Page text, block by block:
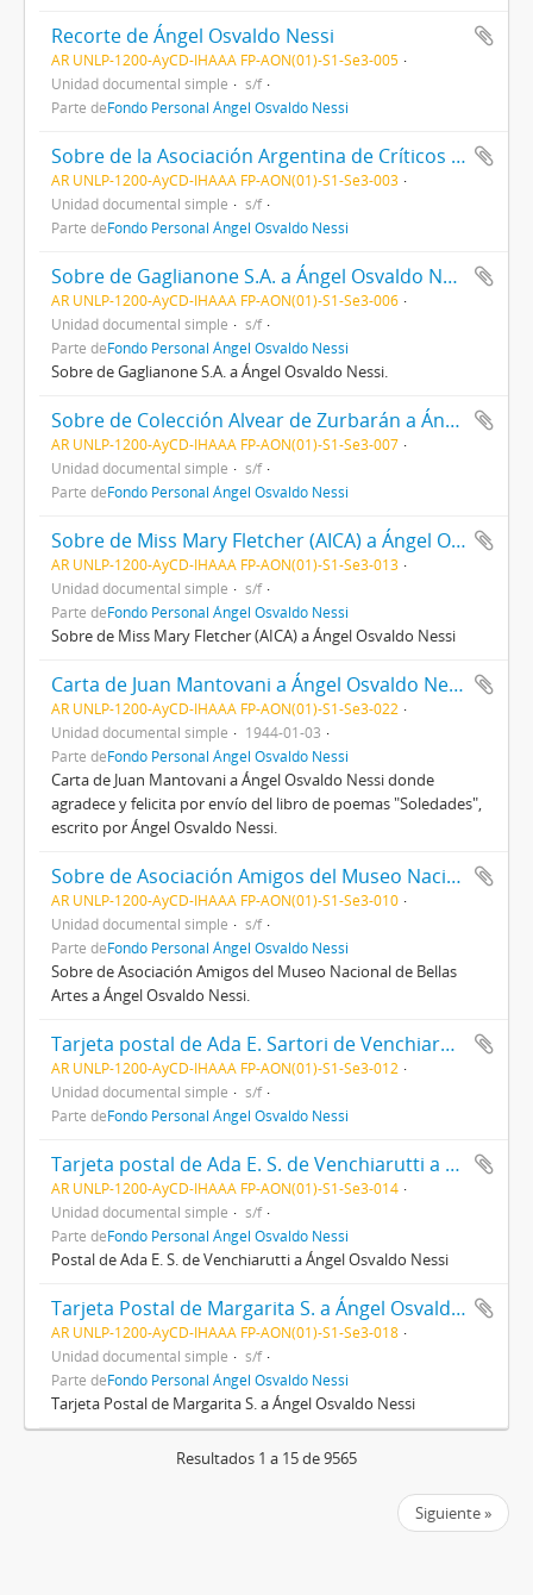
Recorte de Ángel Osvaldo Nessi
AR UNLP-1200-AyCD-IHAAA FP-AON(01)-S1-Se3-005
Unidad documental simple
s/f
Parte deFondo Personal Ángel Osvaldo Nessi
Sobre de la Asociación Argentina de Críticos de Arte a Ángel Osvaldo Nessi
AR UNLP-1200-AyCD-IHAAA FP-AON(01)-S1-Se3-003
Unidad documental simple
s/f
Parte deFondo Personal Ángel Osvaldo Nessi
Sobre de Gaglianone S.A. a Ángel Osvaldo Nessi
AR UNLP-1200-AyCD-IHAAA FP-AON(01)-S1-Se3-006
Unidad documental simple
s/f
Parte deFondo Personal Ángel Osvaldo Nessi
Sobre de Gaglianone S.A. a Ángel Osvaldo Nessi.
Sobre de Colección Alvear de Zurbarán a Ángel Osvaldo Nessi
AR UNLP-1200-AyCD-IHAAA FP-AON(01)-S1-Se3-007
Unidad documental simple
s/f
Parte deFondo Personal Ángel Osvaldo Nessi
Sobre de Miss Mary Fletcher (AICA) a Ángel Osvaldo Nessi
AR UNLP-1200-AyCD-IHAAA FP-AON(01)-S1-Se3-013
Unidad documental simple
s/f
Parte deFondo Personal Ángel Osvaldo Nessi
Sobre de Miss Mary Fletcher (AICA) a Ángel Osvaldo Nessi
Carta de Juan Mantovani a Ángel Osvaldo Nessi
AR UNLP-1200-AyCD-IHAAA FP-AON(01)-S1-Se3-022
Unidad documental simple
1944-01-03
Parte deFondo Personal Ángel Osvaldo Nessi
Carta de Juan Mantovani a Ángel Osvaldo Nessi donde
agradece y felicita por envío del libro de poemas "Soledades",
escrito por Ángel Osvaldo Nessi.
Sobre de Asociación Amigos del Museo Nacional de Bellas Artes a Ángel Osvaldo Nessi
AR UNLP-1200-AyCD-IHAAA FP-AON(01)-S1-Se3-010
Unidad documental simple
s/f
Parte deFondo Personal Ángel Osvaldo Nessi
Sobre de Asociación Amigos del Museo Nacional de Bellas
Artes a Ángel Osvaldo Nessi.
Tarjeta postal de Ada E. Sartori de Venchiarutti desde la Dirección Municipal de Cultural Oberá a Ángel Osvaldo Nessi
AR UNLP-1200-AyCD-IHAAA FP-AON(01)-S1-Se3-012
Unidad documental simple
s/f
Parte deFondo Personal Ángel Osvaldo Nessi
Tarjeta postal de Ada E. S. de Venchiarutti a Ángel Osvaldo Nessi
AR UNLP-1200-AyCD-IHAAA FP-AON(01)-S1-Se3-014
Unidad documental simple
s/f
Parte deFondo Personal Ángel Osvaldo Nessi
Postal de Ada E. S. de Venchiarutti a Ángel Osvaldo Nessi
Tarjeta Postal de Margarita S. a Ángel Osvaldo Nessi
AR UNLP-1200-AyCD-IHAAA FP-AON(01)-S1-Se3-018
Unidad documental simple
s/f
Parte deFondo Personal Ángel Osvaldo Nessi
Tarjeta Postal de Margarita S. a Ángel Osvaldo Nessi
Resultados 1 a 15 de 9565
Siguiente »